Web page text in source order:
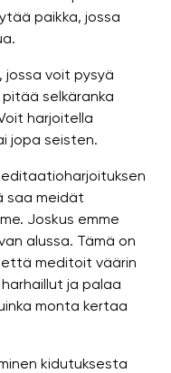
paikka, jossa
jossa voit pysyä
selkäranka
harjoitella
jopa seisten.
saa meidät
Joskus emme
alussa. Tämä on
että meditoit väärin
ja palaa
monta kertaa
kidutuksesta